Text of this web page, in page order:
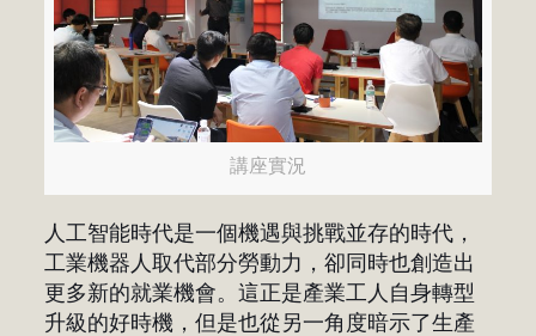
講座實況
人工智能時代是一個機遇與挑戰並存的時代，
工業機器人取代部分勞動力，卻同時也創造出
更多新的就業機會。這正是產業工人自身轉型
升級的好時機，但是也從另一角度暗示了生產